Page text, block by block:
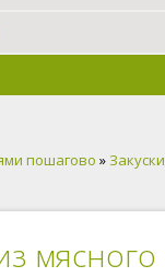
пошагово » Закуски
мясного